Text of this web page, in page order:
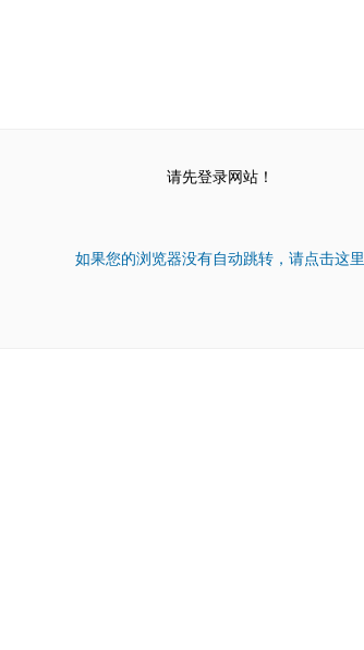
请先登录网站！
如果您的浏览器没有自动跳转，请点击这里